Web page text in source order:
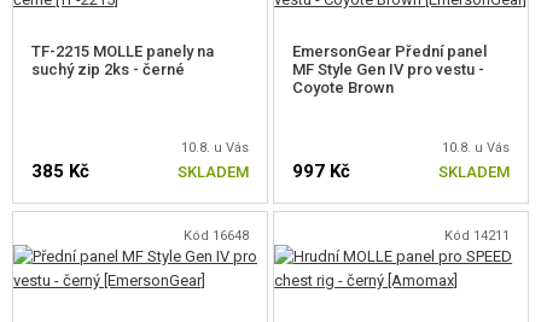
STAVEBNICE, MODELY
REKLAMNÍ PŘEDMĚTY
TF-2215 MOLLE panely na
suchý zip 2ks - černé
10.8. u Vás
385 Kč SKLADEM
EmersonGear Přední panel
MF Style Gen IV pro vestu -
Coyote Brown
10.8. u Vás
997 Kč SKLADEM
Kód 16648 Kód 14211